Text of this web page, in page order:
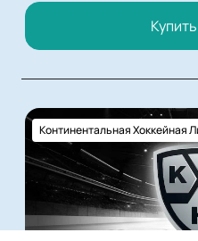
Континентальная Хоккейная